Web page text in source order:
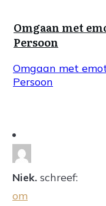
Omgaan met
Persoon
Omgaan met
Persoon
Niek. schreef:
om